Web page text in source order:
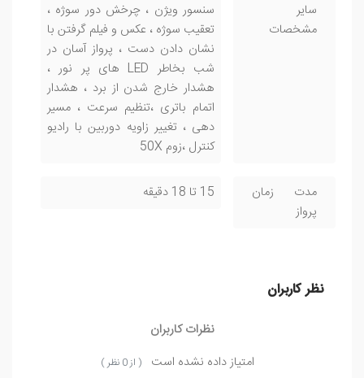
سایر
مشخصات
سنسور ویژن ، چرخش دور سوژه ،
تعقیب سوژه ، عکس و فیلم گرفتن با
نشان دادن دست ، پرواز آسان در
شب بخاطر LED های پر نور ،
هشدار خارج شدن از برد ، هشدار
اتمام باتری ،تنظیم سرعت ، مسیر
دهی ، تغییر زاویه دوربین با رادیو
کنترل ،زوم 50X
مدت زمان
پرواز
15 تا 18 دقیقه
نظر کاربران
نظرات کاربران
امتیاز داده نشده است
( از 0 نظر )